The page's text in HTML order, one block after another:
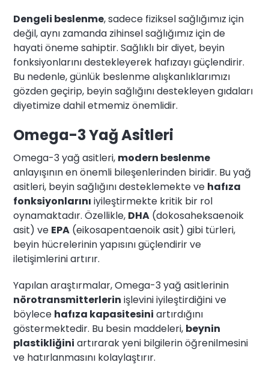
Dengeli beslenme, sadece fiziksel sağlığımız için
değil, aynı zamanda zihinsel sağlığımız için de
hayati öneme sahiptir. Sağlıklı bir diyet, beyin
fonksiyonlarını destekleyerek hafızayı güçlendirir.
Bu nedenle, günlük beslenme alışkanlıklarımızı
gözden geçirip, beyin sağlığını destekleyen gıdaları
diyetimize dahil etmemiz önemlidir.
Omega-3 Yağ Asitleri
Omega-3 yağ asitleri, modern beslenme
anlayışının en önemli bileşenlerinden biridir. Bu yağ
asitleri, beyin sağlığını desteklemekte ve hafıza
fonksiyonlarını iyileştirmekte kritik bir rol
oynamaktadır. Özellikle, DHA (dokosaheksaenoik
asit) ve EPA (eikosapentaenoik asit) gibi türleri,
beyin hücrelerinin yapısını güçlendirir ve
iletişimlerini artırır.
Yapılan araştırmalar, Omega-3 yağ asitlerinin
nörotransmitterlerin işlevini iyileştirdiğini ve
böylece hafıza kapasitesini artırdığını
göstermektedir. Bu besin maddeleri, beynin
plastikliğini artırarak yeni bilgilerin öğrenilmesini
ve hatırlanmasını kolaylaştırır.